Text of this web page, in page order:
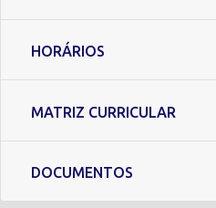
HORÁRIOS
MATRIZ CURRICULAR
DOCUMENTOS